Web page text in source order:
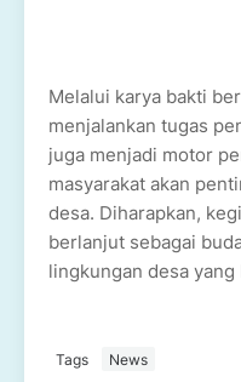
Melalui karya bakti
menjalankan tugas
juga menjadi motor
masyarakat akan
desa. Diharapkan,
berlanjut sebagai
lingkungan desa
Tags News